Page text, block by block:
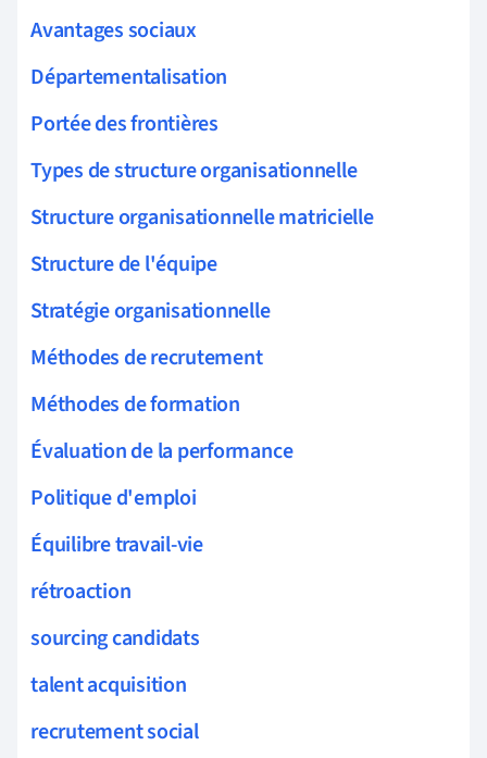
Avantages sociaux
Départementalisation
Portée des frontières
Types de structure organisationnelle
Structure organisationnelle matricielle
Structure de l'équipe
Stratégie organisationnelle
Méthodes de recrutement
Méthodes de formation
Évaluation de la performance
Politique d'emploi
Équilibre travail-vie
rétroaction
sourcing candidats
talent acquisition
recrutement social